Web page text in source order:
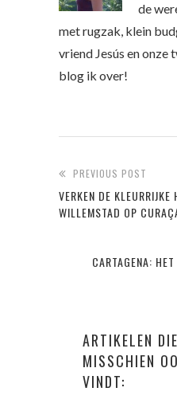
de
met rugzak, klein
vriend Jesús en onze
blog ik over!
PREVIOUS POST
VERKEN DE KLEURRIJKE
WILLEMSTAD OP
CARTAGENA:
ARTIKELEN
MISSCHIEN
VINDT: